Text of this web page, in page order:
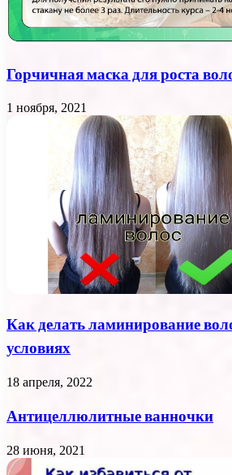
Горчичная маска для роста
1 ноября, 2021
Как делать ламинирование
условиях
18 апреля, 2022
Антицеллюлитные ванночки
28 июня, 2021